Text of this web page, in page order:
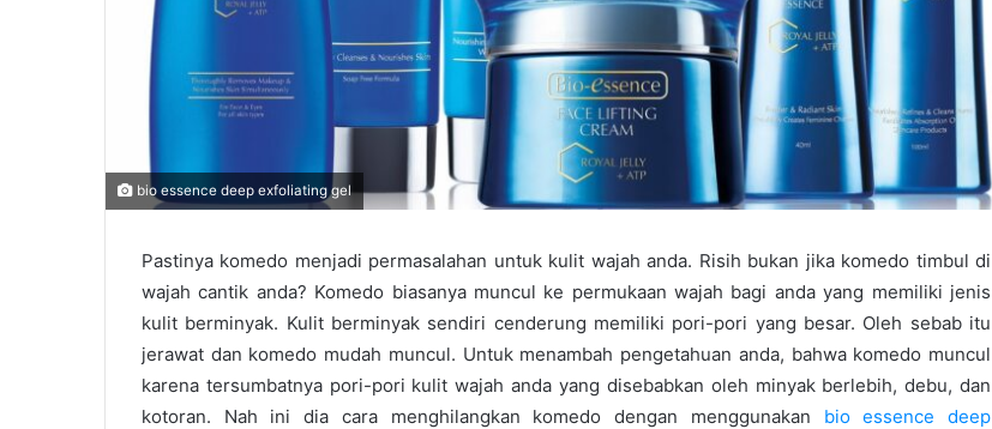
bio essence deep exfoliating gel
Pastinya komedo menjadi permasalahan untuk kulit wajah anda. Risih bukan jika komedo timbul di
wajah cantik anda? Komedo biasanya muncul ke permukaan wajah bagi anda yang memiliki jenis
kulit berminyak. Kulit berminyak sendiri cenderung memiliki pori-pori yang besar. Oleh sebab itu
jerawat dan komedo mudah muncul. Untuk menambah pengetahuan anda, bahwa komedo muncul
karena tersumbatnya pori-pori kulit wajah anda yang disebabkan oleh minyak berlebih, debu, dan
kotoran. Nah ini dia cara menghilangkan komedo dengan menggunakan bio essence deep